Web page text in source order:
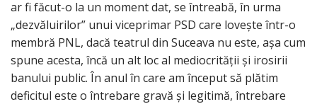
ar fi făcut-o la un moment dat, se întreabă, în urma
„dezvăluirilor” unui viceprimar PSD care lovește într-o
membră PNL, dacă teatrul din Suceava nu este, așa cum
spune acesta, încă un alt loc al mediocrității și irosirii
banului public. În anul în care am început să plătim
deficitul este o întrebare gravă și legitimă, întrebare